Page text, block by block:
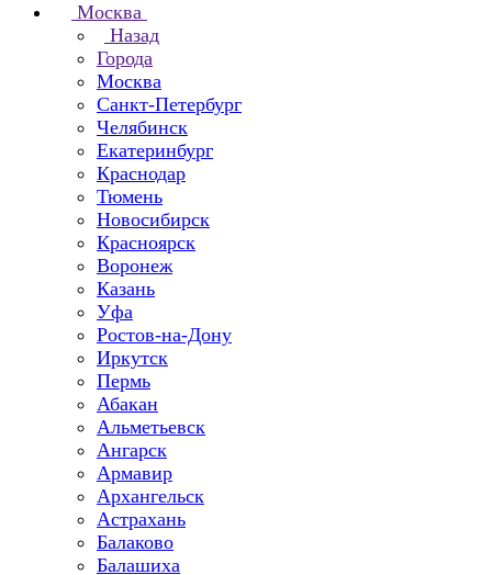
Москва
Назад
Города
Москва
Санкт-Петербург
Челябинск
Екатеринбург
Краснодар
Тюмень
Новосибирск
Красноярск
Воронеж
Казань
Уфа
Ростов-на-Дону
Иркутск
Пермь
Абакан
Альметьевск
Ангарск
Армавир
Архангельск
Астрахань
Балаково
Балашиха